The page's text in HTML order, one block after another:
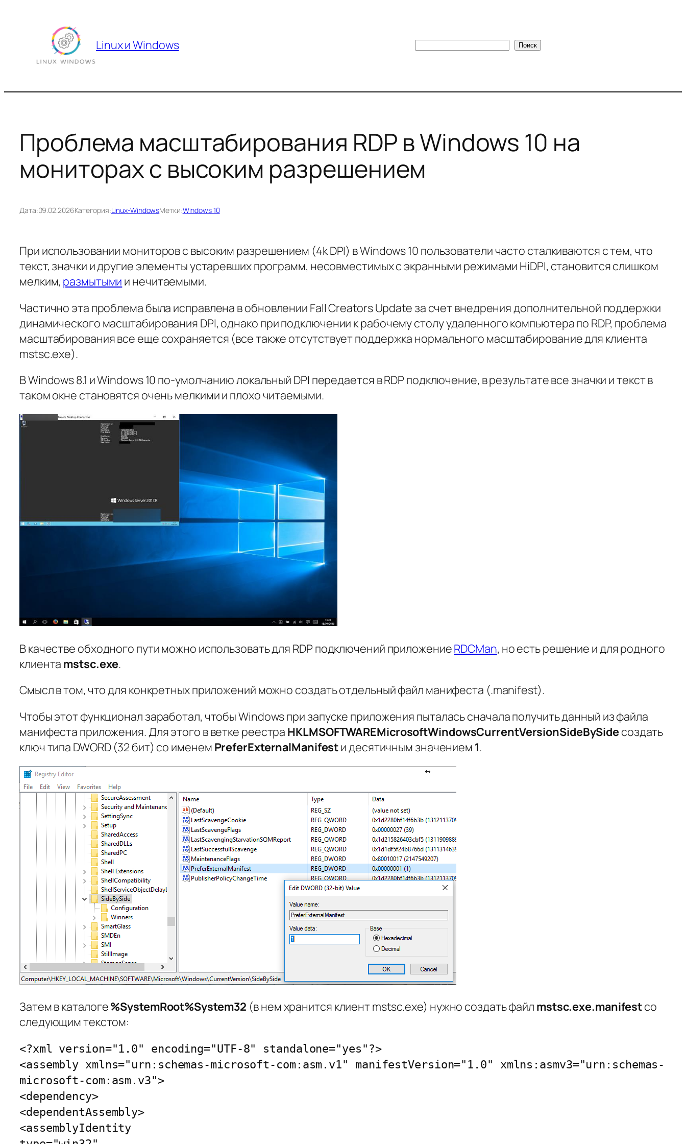
содержимому
Linux и Windows Поиск Поиск
Проблема масштабирования RDP в Windows 10 на
мониторах с высоким разрешением
Дата:09.02.2026Категория:Linux-WindowsМетки:Windows 10
При использовании мониторов с высоким разрешением (4k DPI) в Windows 10 пользователи часто сталкиваются с тем, что
текст, значки и другие элементы устаревших программ, несовместимых с экранными режимами HiDPI, становится слишком
мелким, размытыми и нечитаемыми.
Частично эта проблема была исправлена в обновлении Fall Creators Update за счет внедрения дополнительной поддержки
динамического масштабирования DPI, однако при подключении к рабочему столу удаленного компьютера по RDP, проблема
масштабирования все еще сохраняется (все также отсутствует поддержка нормального масштабирование для клиента
mstsc.exe).
В Windows 8.1 и Windows 10 по-умолчанию локальный DPI передается в RDP подключение, в результате все значки и текст в
таком окне становятся очень мелкими и плохо читаемыми.
В качестве обходного пути можно использовать для RDP подключений приложениеRDCMan, но есть решение и для родного
клиента mstsc.exe.
Смысл в том, что для конкретных приложений можно создать отдельный файл манифеста (.manifest).
Чтобы этот функционал заработал, чтобы Windows при запуске приложения пыталась сначала получить данный из файла
манифеста приложения. Для этого в ветке реестра HKLMSOFTWAREMicrosoftWindowsCurrentVersionSideBySideсоздать
ключ типа DWORD (32 бит) со именем PreferExternalManifestи десятичным значением 1.
Затем в каталоге%SystemRoot%System32 (в нем хранится клиент mstsc.exe) нужно создать файл mstsc.exe.manifestсо
следующим текстом:
<?xml version="1.0" encoding="UTF-8" standalone="yes"?>
<assembly xmlns="urn:schemas-microsoft-com:asm.v1" manifestVersion="1.0" xmlns:asmv3="urn:schemas-
microsoft-com:asm.v3">
<dependency>
<dependentAssembly>
<assemblyIdentity